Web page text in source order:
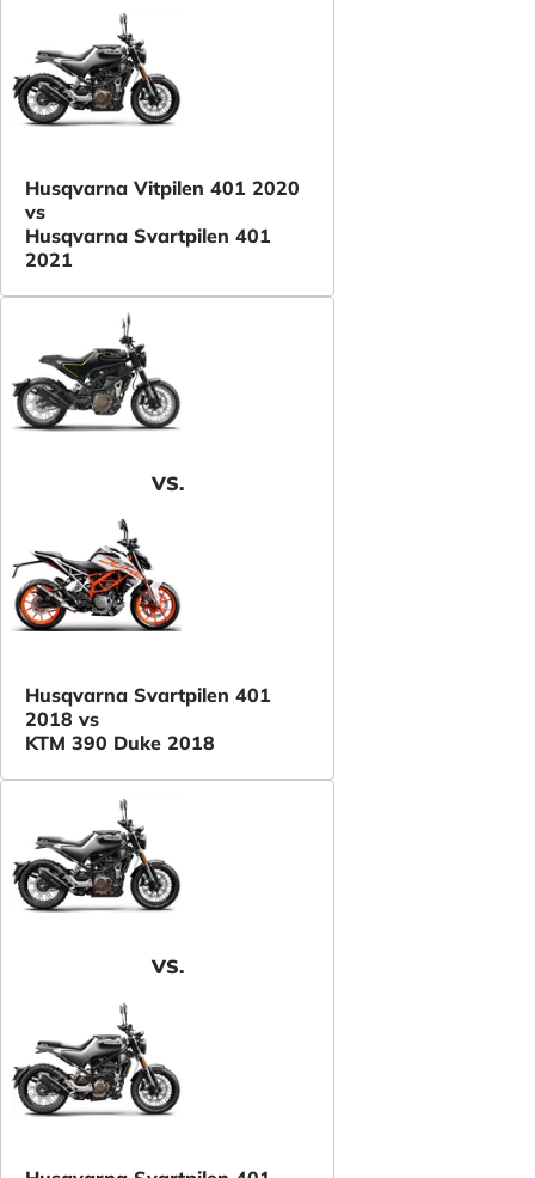
Husqvarna Vitpilen 401 2020
vs
Husqvarna Svartpilen 401
2021
VS.
Husqvarna Svartpilen 401
2018 vs
KTM 390 Duke 2018
VS.